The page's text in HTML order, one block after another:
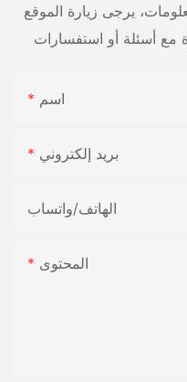
يرجى زيارة الموقع
اسم
بريد إلكتروني
الهاتف/واتساب
المحتوى